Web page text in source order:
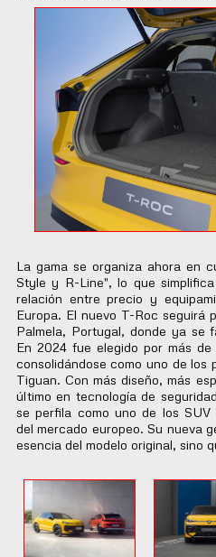
La gama se organiza ahora en
Style y R-Line", lo que
relación entre precio y
Europa. El nuevo T-Roc seguirá
Palmela, Portugal, donde ya se
En 2024 fue elegido por más
consolidándose como uno de los
Tiguan. Con más diseño, más
último en tecnología de
se perfila como uno de los SUV
del mercado europeo. Su nueva
esencia del modelo original, sino